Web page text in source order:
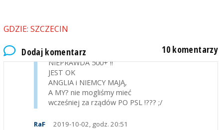
GDZIE: SZCZECIN
Dodaj komentarz 10 komentarzy
PO-rażka
Jan Kowalski
NIEPRAWDA 500+ !!
JEST OK
ANGLIA i NIEMCY MAJĄ,
A MY? nie mogliśmy mieć
wcześniej za rządów PO PSL !??? ;/
RaF 2019-10-02, godz. 20:51